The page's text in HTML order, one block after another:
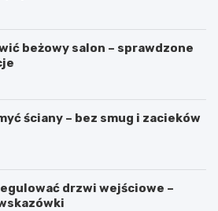
beżowy salon – sprawdzone
ściany – bez smug i zacieków
drzwi wejściowe –